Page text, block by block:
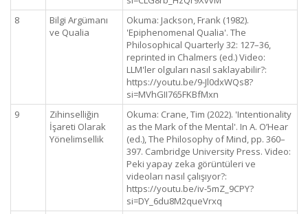
8
Bilgi Argümanı
ve Qualia
Okuma: Jackson, Frank (1982).
'Epiphenomenal Qualia'. The
Philosophical Quarterly 32: 127–36,
reprinted in Chalmers (ed.) Video:
LLM'ler olguları nasıl saklayabilir?:
https://youtu.be/9-Jl0dxWQs8?
si=MVhGII765FKBfMxn
9
Zihinselliğin
İşareti Olarak
Yönelimsellik
Okuma: Crane, Tim (2022). 'Intentionality
as the Mark of the Mental'. In A. O’Hear
(ed.), The Philosophy of Mind, pp. 360–
397. Cambridge University Press. Video:
Peki yapay zeka görüntüleri ve
videoları nasıl çalışıyor?:
https://youtu.be/iv-5mZ_9CPY?
si=DY_6du8M2queVrxq